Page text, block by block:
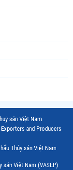
sản Việt Nam
and Producers
Thủy sản Việt Nam
sản Việt Nam (VASEP)